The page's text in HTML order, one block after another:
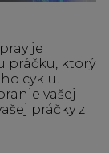
je
práčku, ktorý
cyklu.
vašej
práčky z